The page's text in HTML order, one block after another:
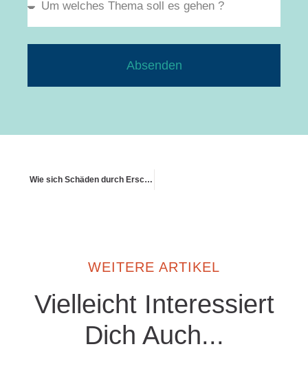
Absenden
Wie sich Schäden durch Erschütterungen versichern lassen
WEITERE ARTIKEL
Vielleicht Interessiert
Dich Auch...